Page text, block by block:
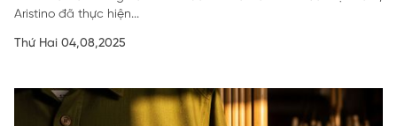
Aristino đã thực hiện...
Thứ Hai 04,08,2025